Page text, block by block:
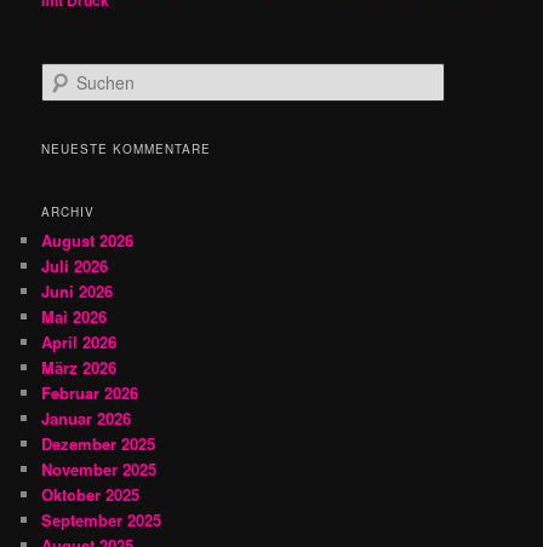
u
h
NEUESTE KOMMENTARE
ARCHIV
August 2026
Juli 2026
Juni 2026
Mai 2026
April 2026
März 2026
Februar 2026
Januar 2026
Dezember 2025
November 2025
Oktober 2025
September 2025